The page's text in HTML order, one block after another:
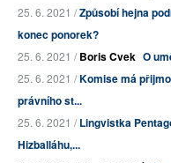
25. 6. 2021 /Způsobí hejna
konec ponorek?
25. 6. 2021 /Boris Cvek O
25. 6. 2021 /Komise má
právního st...
25. 6. 2021 /Lingvistka
Hizballáhu,...